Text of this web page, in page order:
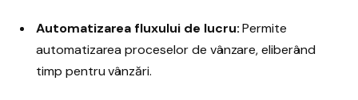
Automatizarea fluxului de lucru:Permite
automatizarea proceselor de vânzare, eliberând
timp pentru vânzări.